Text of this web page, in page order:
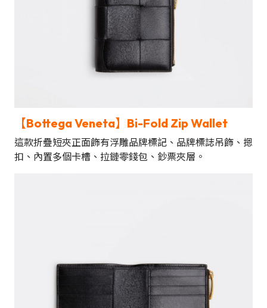
【Bottega Veneta】Bi-Fold Zip Wallet
這款折疊短夾正面飾有浮雕品牌標記、品牌標誌吊飾、摁
扣、內置多個卡槽、拉鏈零錢包、鈔票夾層。